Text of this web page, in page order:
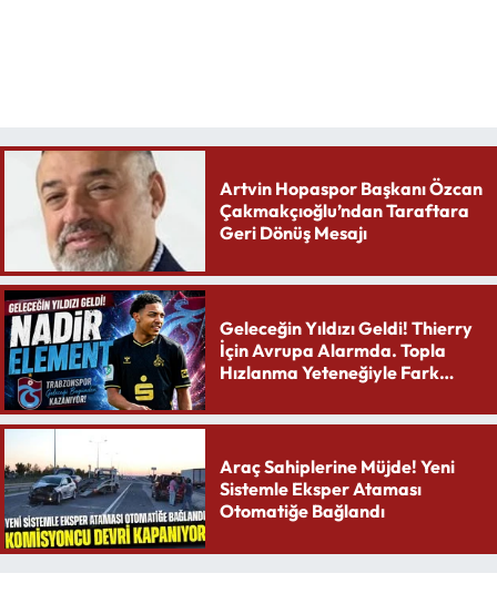
Artvin Hopaspor Başkanı Özcan
Çakmakçıoğlu’ndan Taraftara
Geri Dönüş Mesajı
Geleceğin Yıldızı Geldi! Thierry
İçin Avrupa Alarmda. Topla
Hızlanma Yeteneğiyle Fark
Araç Sahiplerine Müjde! Yeni
Sistemle Eksper Ataması
Otomatiğe Bağlandı